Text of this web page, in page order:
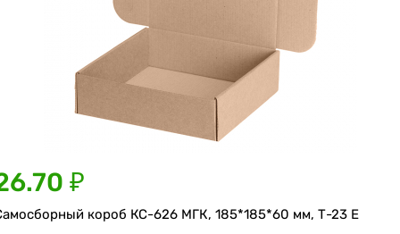
₽
короб КС-626 МГК, 185*185*60 мм, Т-23 Е